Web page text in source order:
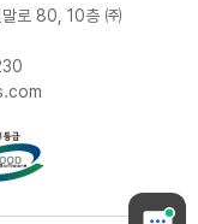
말로 80, 10층 ㈜